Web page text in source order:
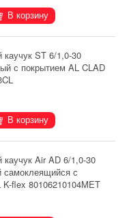
В корзину
ST 6/1,0-30
с покрытием AL CLAD
В корзину
Air AD 6/1,0-30
самоклеящийся с
flex 80106210104MET